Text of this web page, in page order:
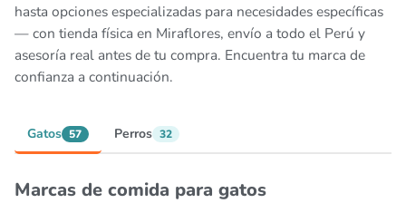
hasta opciones especializadas para necesidades específicas
— con tienda física en Miraflores, envío a todo el Perú y
asesoría real antes de tu compra. Encuentra tu marca de
confianza a continuación.
Gatos 57 Perros 32
Marcas de comida para gatos